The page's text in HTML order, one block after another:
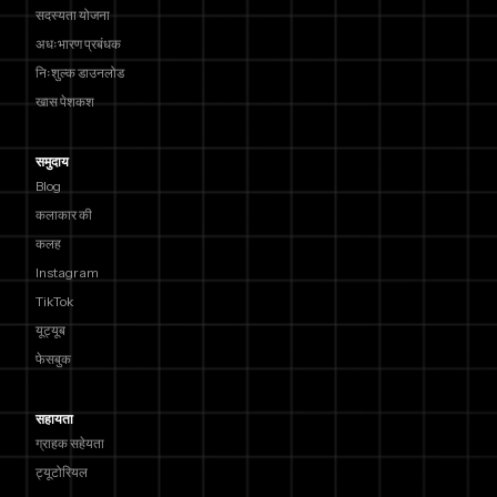
सदस्यता योजना
अधःभारण प्रबंधक
निःशुल्क डाउनलोड
खास पेशकश
समुदाय
Blog
कलाकार की
कलह
Instagram
TikTok
यूट्यूब
फेसबुक
सहायता
ग्राहक सहेयता
ट्यूटोरियल